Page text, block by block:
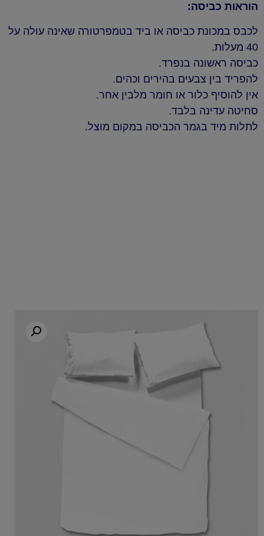
הוראות כביסה:
לכבס במכונת כביסה או ביד בטמפרטורה שאינה עולה על
40 מעלות.
כביסה ראשונה בנפרד.
להפריד בין צבעים בהירים וכהים.
אין להוסיף כלור או חומר מלבין אחר.
סחיטה עדינה בלבד.
לתלות מיד בגמר הכביסה במקום מוצל.